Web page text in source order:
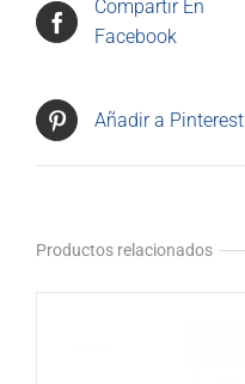
Compartir En
Facebook
Añadir a Pinterest
Productos relacionados